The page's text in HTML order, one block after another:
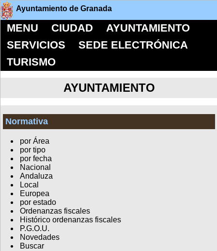
Ayuntamiento de Granada
MENU CIUDAD
AYUNTAMIENTO
SERVICIOS
SEDE ELECTRÓNICA
TURISMO
AYUNTAMIENTO
Normativa
por Área
por tipo
por fecha
Nacional
Andaluza
Local
Europea
por estado
Ordenanzas fiscales
Histórico ordenanzas fiscales
P.G.O.U.
Novedades
Buscar